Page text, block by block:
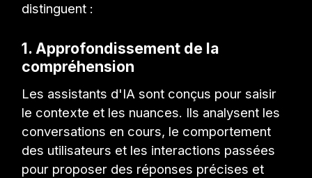
distinguent :
1. Approfondissement de la
compréhension
Les assistants d'IA sont conçus pour saisir
le contexte et les nuances. Ils analysent les
conversations en cours, le comportement
des utilisateurs et les interactions passées
pour proposer des réponses précises et